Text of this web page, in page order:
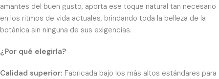
amantes del buen gusto, aporta ese toque natural tan necesario
en los ritmos de vida actuales, brindando toda la belleza de la
botánica sin ninguna de sus exigencias.
¿Por qué elegirla?
Calidad superior: Fabricada bajo los más altos estándares para